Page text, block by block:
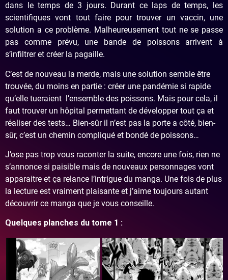
dans le temps de 3 jours. Durant ce laps de temps, les
scientifiques vont tout faire pour trouver un vaccin, une
solution a ce problème. Malheureusement tout ne se passe
pas comme prévu, une bande de poissons arrivent à
s’infiltrer et créer la pagaille.
C’est de nouveau la merde, mais une solution semble être
trouvée, du moins en partie : créer une pandémie si rapide
qu’elle tueraient l’ensemble des poissons. Mais pour cela, il
faut trouver un hôpital permettant de développer tout ça et
réaliser des tests… Bien-sûr il n’est pas la porte a côté, bien-
sûr, c’est un chemin compliqué et bondé de poissons…
J’ose pas trop vous raconter la suite, encore une fois, rien ne
s’annonce si paisible mais de nouveaux personnages vont
apparaitre et ça relance l’intrigue du manga. Une fois de plus
la lecture est vraiment plaisante et j’aime toujours autant
découvrir ce manga que je vous conseille.
Quelques planches du tome 1 :